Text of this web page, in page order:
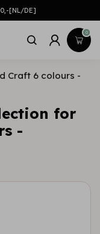
[NL/DE]
0
Craft 6 colours -
for
-